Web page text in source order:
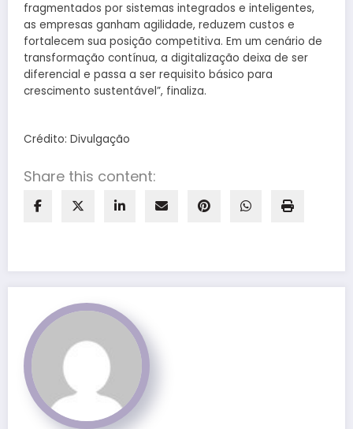
fragmentados por sistemas integrados e inteligentes,
as empresas ganham agilidade, reduzem custos e
fortalecem sua posição competitiva. Em um cenário de
transformação contínua, a digitalização deixa de ser
diferencial e passa a ser requisito básico para
crescimento sustentável”, finaliza.
Crédito: Divulgação
Share this content: